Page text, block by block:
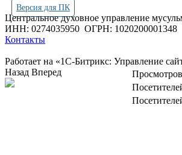
Версия для ПК
Центральное духовное управление
ИНН: 0274035950 ОГРН: 1020200001348
Контакты
Работает на «1С-Битрикс: Управление
Назад Вперед